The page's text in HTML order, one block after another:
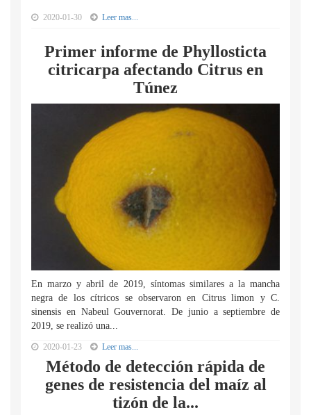
2020-01-30 Leer mas...
Primer informe de Phyllosticta
citricarpa afectando Citrus en
Túnez
En marzo y abril de 2019, síntomas similares a la mancha
negra de los cítricos se observaron en Citrus limon y C.
sinensis en Nabeul Gouvernorat. De junio a septiembre de
2019, se realizó una...
2020-01-23 Leer mas...
Método de detección rápida de
genes de resistencia del maíz al
tizón de la...